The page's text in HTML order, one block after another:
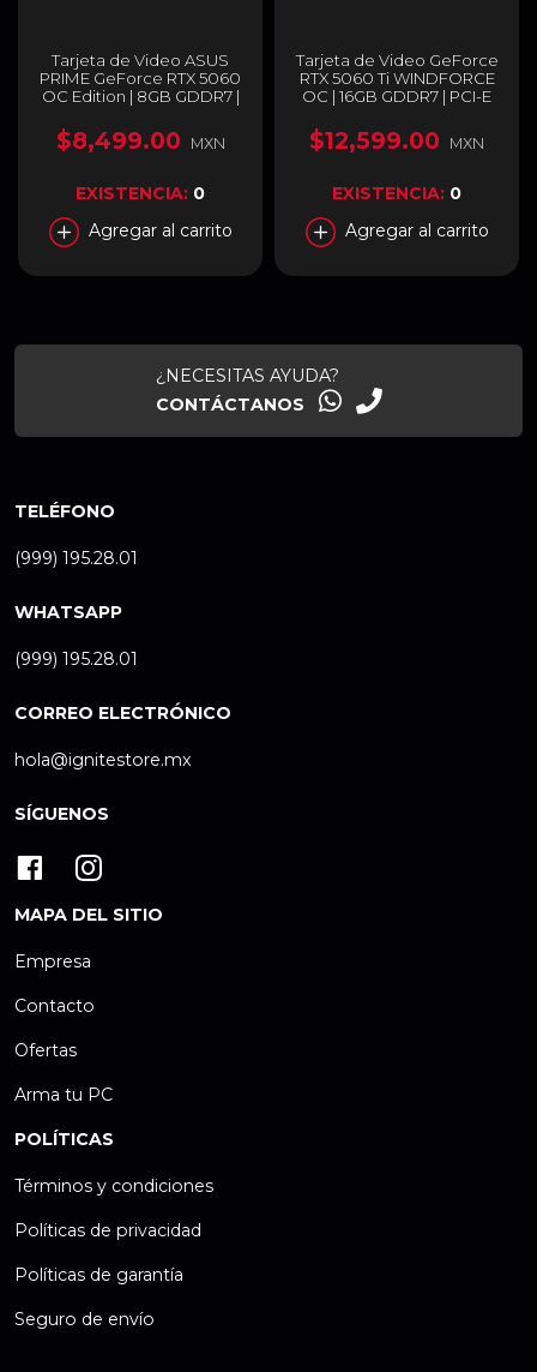
Tarjeta de Video ASUS
PRIME GeForce RTX 5060
OC Edition | 8GB GDDR7 |
PRIME-RTX5060-O8G
$8,499.00 MXN
EXISTENCIA: 0
Agregar al carrito
Tarjeta de Video GeForce
RTX 5060 Ti WINDFORCE
OC | 16GB GDDR7 | PCI-E
3 / HDMI | GV-
N506TWF2OC-16GD
$12,599.00 MXN
EXISTENCIA: 0
Agregar al carrito
¿NECESITAS AYUDA?
CONTÁCTANOS
TELÉFONO
(999) 195.28.01
WHATSAPP
(999) 195.28.01
CORREO ELECTRÓNICO
hola@ignitestore.mx
SÍGUENOS
MAPA DEL SITIO
Empresa
Contacto
Ofertas
Arma tu PC
POLÍTICAS
Términos y condiciones
Políticas de privacidad
Políticas de garantía
Seguro de envío